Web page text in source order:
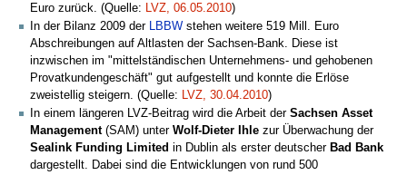
Euro zurück. (Quelle: LVZ, 06.05.2010)
In der Bilanz 2009 der LBBW stehen weitere 519 Mill. Euro
Abschreibungen auf Altlasten der Sachsen-Bank. Diese ist
inzwischen im "mittelständischen Unternehmens- und gehobenen
Provatkundengeschäft" gut aufgestellt und konnte die Erlöse
zweistellig steigern. (Quelle: LVZ, 30.04.2010)
In einem längeren LVZ-Beitrag wird die Arbeit der Sachsen Asset
Management(SAM) unter Wolf-Dieter Ihle zur Überwachung der
Sealink Funding Limited in Dublin als erster deutscher Bad Bank
dargestellt. Dabei sind die Entwicklungen von rund 500